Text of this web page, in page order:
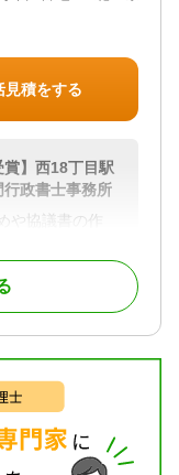
/ 銀行手続き /
産名義変更）
見積をする
賞】西18丁目駅
政書士事務所
や協議書の作
談いただいて
きをオーダー
市 苫小牧
市 美唄市